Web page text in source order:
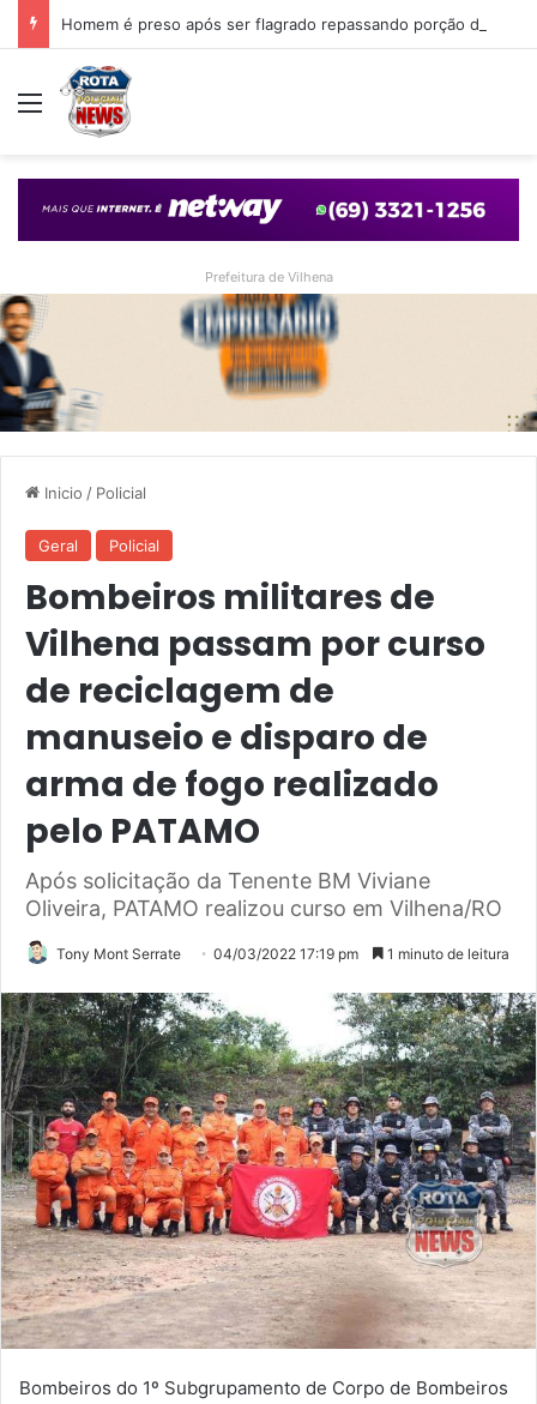
Menu
Prefeitura de Vilhena
Inicio / Policial
Geral Policial
Bombeiros militares de
Vilhena passam por curso
de reciclagem de
manuseio e disparo de
arma de fogo realizado
pelo PATAMO
Após solicitação da Tenente BM Viviane
Oliveira, PATAMO realizou curso em Vilhena/RO
Tony Mont Serrate 04/03/2022 17:19 pm 1 minuto de leitura
Bombeiros do 1º Subgrupamento de Corpo de Bombeiros